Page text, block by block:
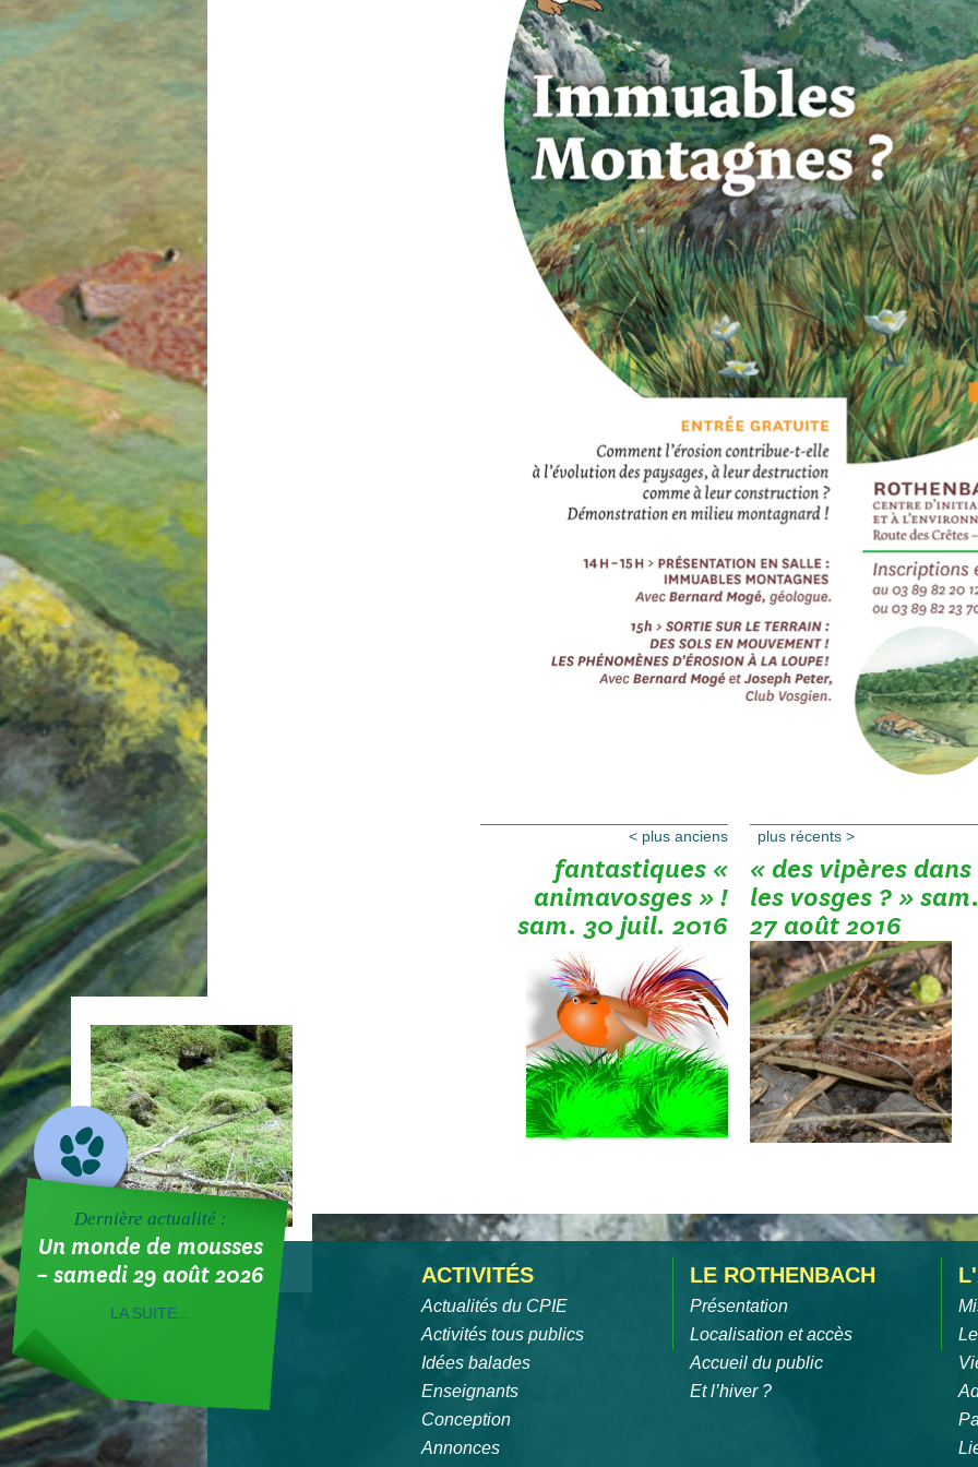
<plus anciens
fantastiques «
animavosges » !
sam. 30 juil. 2016
plus récents >
« des vipères dans
les vosges ? »
27 août 2016
ACTIVITÉS
Actualités du CPIE
Activités tous publics
Idées balades
Enseignants
Conception
Annonces
LE ROTHENBACH
Présentation
Localisation et accès
Accueil du public
Et l’hiver ?
Dernière actualité :
Un monde de mousses
– samedi 29 août 2026
LA SUITE...